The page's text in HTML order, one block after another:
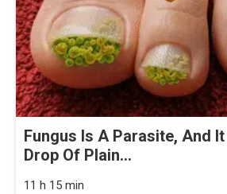
Fungus Is A Parasite, And
Drop Of Plain...
11 h 15 min